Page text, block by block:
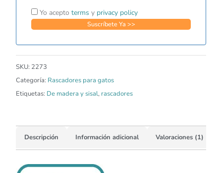
Yo acepto terms y privacy policy
SKU: 2273
Categoría: Rascadores para gatos
Etiquetas: De madera y sisal, rascadores
Descripción Información adicional Valoraciones (1)